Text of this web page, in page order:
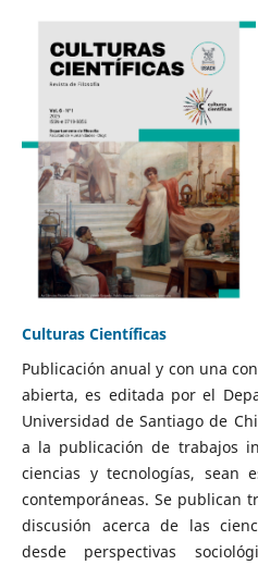
Culturas Científicas
Publicación anual y con una
abierta, es editada por el
Universidad de Santiago de
a la publicación de trabajos
ciencias y tecnologías, sean
contemporáneas. Se publican
discusión acerca de las
desde perspectivas